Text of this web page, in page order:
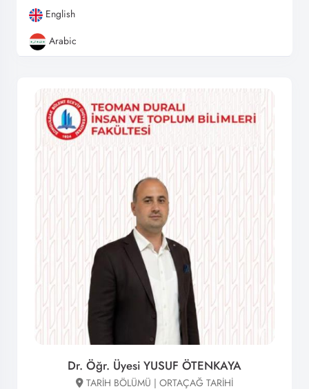
English
Arabic
Dr. Öğr. Üyesi YUSUF ÖTENKAYA
TARİH BÖLÜMÜ | ORTAÇAĞ TARİHİ